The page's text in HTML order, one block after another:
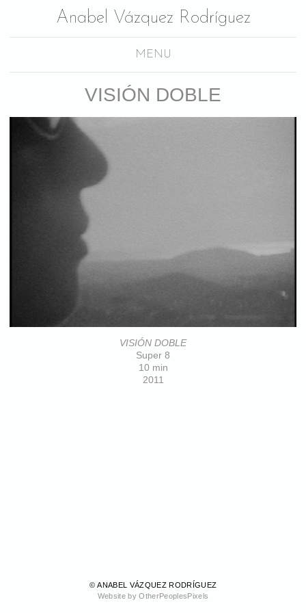
Anabel Vázquez Rodríguez
MENU
VISIÓN DOBLE
VISIÓN DOBLE
Super 8
10 min
2011
© ANABEL VÁZQUEZ RODRÍGUEZ
Website by OtherPeoplesPixels